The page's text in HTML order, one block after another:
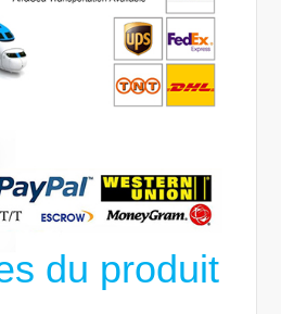
du produit